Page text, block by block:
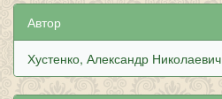
Автор
Хустенко, Александр Николаевич